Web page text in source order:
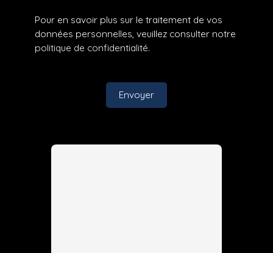
Pour en savoir plus sur le traitement de vos
données personnelles, veuillez consulter notre
politique de confidentialité.
Envoyer